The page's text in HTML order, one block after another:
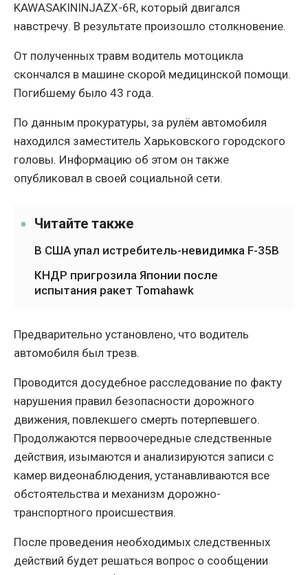
KAWASAKININJAZX-6R, который двигался
навстречу. В результате произошло столкновение.
От полученных травм водитель мотоцикла
скончался в машине скорой медицинской помощи.
Погибшему было 43 года.
По данным прокуратуры, за рулём автомобиля
находился заместитель Харьковского городского
головы. Информацию об этом он также
опубликовал в своей социальной сети.
Читайте также
В США упал истребитель-невидимка F-35B
КНДР пригрозила Японии после
испытания ракет Tomahawk
Предварительно установлено, что водитель
автомобиля был трезв.
Проводится досудебное расследование по факту
нарушения правил безопасности дорожного
движения, повлекшего смерть потерпевшего.
Продолжаются первоочередные следственные
действия, изымаются и анализируются записи с
камер видеонаблюдения, устанавливаются все
обстоятельства и механизм дорожно-
транспортного происшествия.
После проведения необходимых следственных
действий будет решаться вопрос о сообщении